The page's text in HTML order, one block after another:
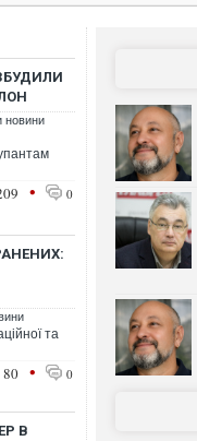
новини
• 0
та
80 • 0
В